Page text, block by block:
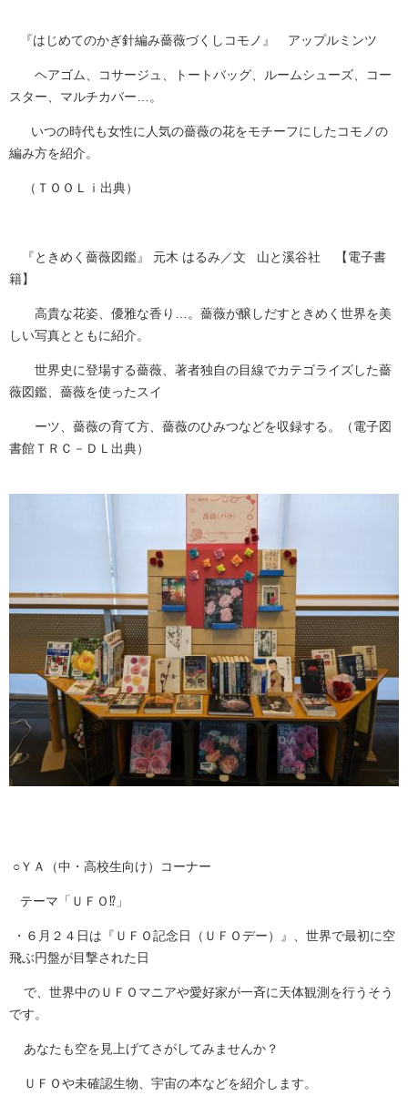
​​ 『はじめてのかぎ針編み薔薇づくしコモノ』 アップルミンツ
ヘアゴム、コサージュ、トートバッグ、ルームシューズ、コー
スター、マルチカバー…。
いつの時代も女性に人気の薔薇の花をモチーフにしたコモノの
編み方を紹介。
（ＴＯＯＬｉ出典）
『ときめく薔薇図鑑』 元木 はるみ／文 山と溪谷社
【電子書
籍】
高貴な花姿、優雅な香り…。薔薇が醸しだすときめく世界を美
しい写真とともに紹介。
世界史に登場する薔薇、著者独自の目線でカテゴライズした薔
薇図鑑、薔薇を使ったスイ
ーツ、薔薇の育て方、薔薇のひみつなどを収録する。​（電子図
書館ＴＲＣ－ＤＬ出典）​
○ＹＡ（中・高校生向け）コーナー
テーマ「ＵＦＯ⁉」
・６月２４日は『ＵＦＯ記念日（ＵＦＯデー）』、世界で最初に空
飛ぶ円盤が目撃された日
で、世界中のＵＦＯマニアや愛好家が一斉に天体観測を行うそう
です。
あなたも空を見上げてさがしてみませんか？
ＵＦＯや未確認生物、宇宙の本などを紹介します。